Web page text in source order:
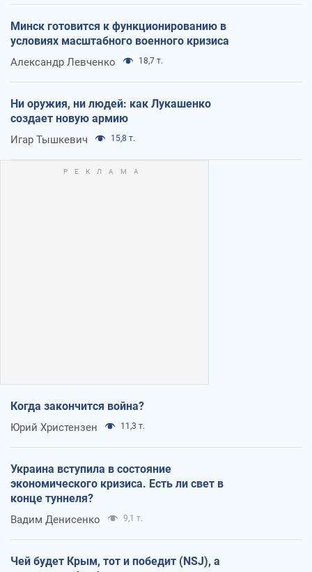
Минск готовится к функционированию в
условиях масштабного военного кризиса
Александр Левченко 18,7 т.
Ни оружия, ни людей: как Лукашенко
создает новую армию
Игар Тышкевич 15,8 т.
Когда закончится война?
Юрий Христензен 11,3 т.
Украина вступила в состояние
экономического кризиса. Есть ли свет в
конце туннеля?
Вадим Денисенко 9,1 т.
Чей будет Крым, тот и победит (NSJ), а